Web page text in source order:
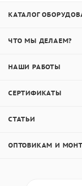
КАТАЛОГ
ЧТО МЫ ДЕЛАЕМ?
НАШИ РАБОТЫ
СЕРТИФИКАТЫ
СТАТЬИ
ОПТОВИКАМ И